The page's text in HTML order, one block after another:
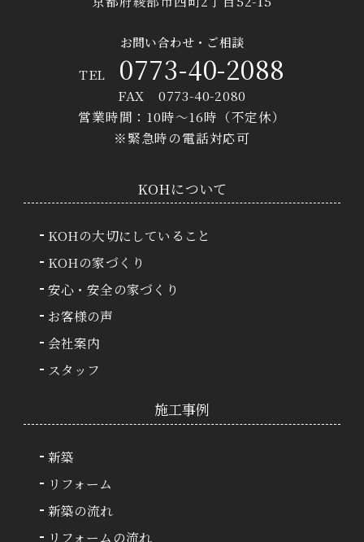
お問い合わせ・ご相談
TEL 0773-40-2088
FAX 0773-40-2080
営業時間：10時〜16時（不定休）
※緊急時の電話対応可
KOHについて
KOHの大切にしていること
KOHの家づくり
安心・安全の家づくり
お客様の声
会社案内
スタッフ
施⼯事例
新築
リフォーム
新築の流れ
リフォームの流れ